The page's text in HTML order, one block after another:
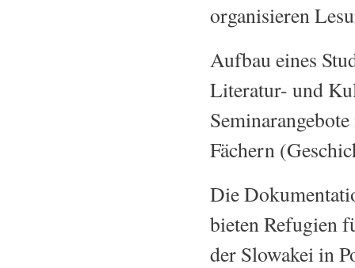
organisieren
Aufbau eines
Literatur- und
Fächern
Die
bieten Refugien
der Slowakei in